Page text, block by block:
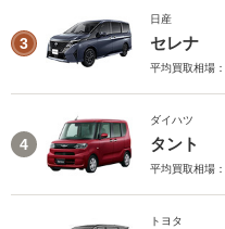
3
日産
セレナ
平均買取相場：
4
ダイハツ
タント
平均買取相場：
トヨタ